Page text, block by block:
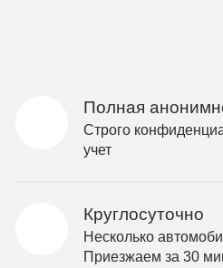
Полная
Строго
учет
Круглосуточно
Несколько
Приезжаем за 30